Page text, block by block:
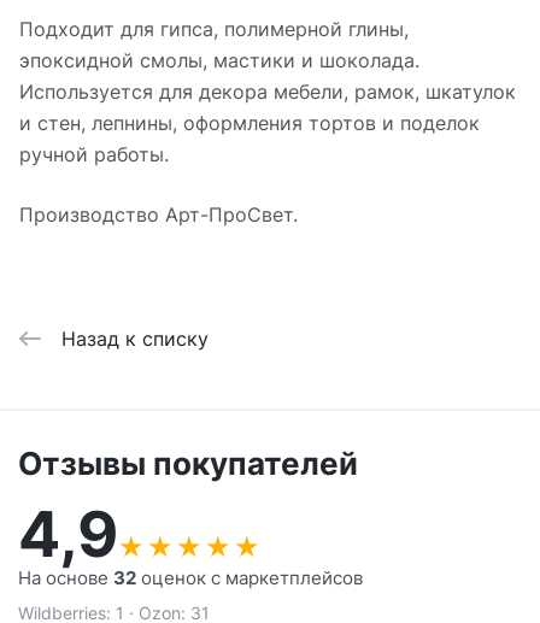
Подходит для гипса, полимерной глины,
эпоксидной смолы, мастики и шоколада.
Используется для декора мебели, рамок, шкатулок
и стен, лепнины, оформления тортов и поделок
ручной работы.
Производство Арт-ПроСвет.
Назад к списку
Отзывы покупателей
4,9★ ★ ★ ★ ★
На основе 32 оценок с маркетплейсов
Wildberries: 1 · Ozon: 31